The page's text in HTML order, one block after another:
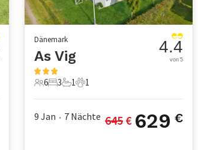
Dänemark
As Vig
6 Gäste
6
3 Schlafzimmer
3
1 Badezimmer
1
1 Haustier
1
4.4
von 5
9 Jan • 7 Nächte 645 € 629 €